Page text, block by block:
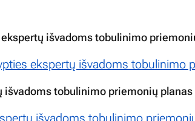
išvadoms tobulinimo
ekspertų išvadoms tobulinimo
tobulinimo priemonių planas
išvadoms tobulinimo